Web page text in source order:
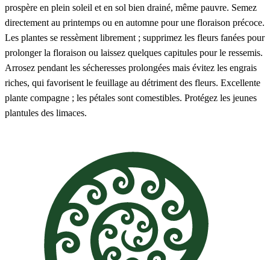
prospère en plein soleil et en sol bien drainé, même pauvre. Semez
directement au printemps ou en automne pour une floraison précoce.
Les plantes se ressèment librement ; supprimez les fleurs fanées pour
prolonger la floraison ou laissez quelques capitules pour le ressemis.
Arrosez pendant les sécheresses prolongées mais évitez les engrais
riches, qui favorisent le feuillage au détriment des fleurs. Excellente
plante compagne ; les pétales sont comestibles. Protégez les jeunes
plantules des limaces.